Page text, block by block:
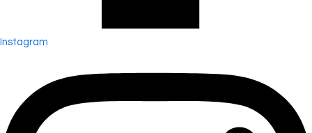
Instagram